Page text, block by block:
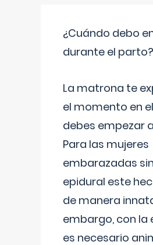
¿Cuándo debo
durante el parto?
La matrona te
el momento en
debes empezar
Para las mujeres
embarazadas sin
epidural este
de manera
embargo, con la
es necesario